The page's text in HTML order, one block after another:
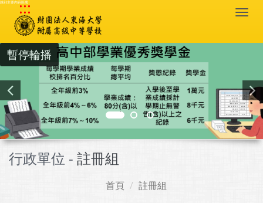
跳到主要內容區塊
:::
暫停輪播
行政單位 - 註冊組
首頁 註冊組